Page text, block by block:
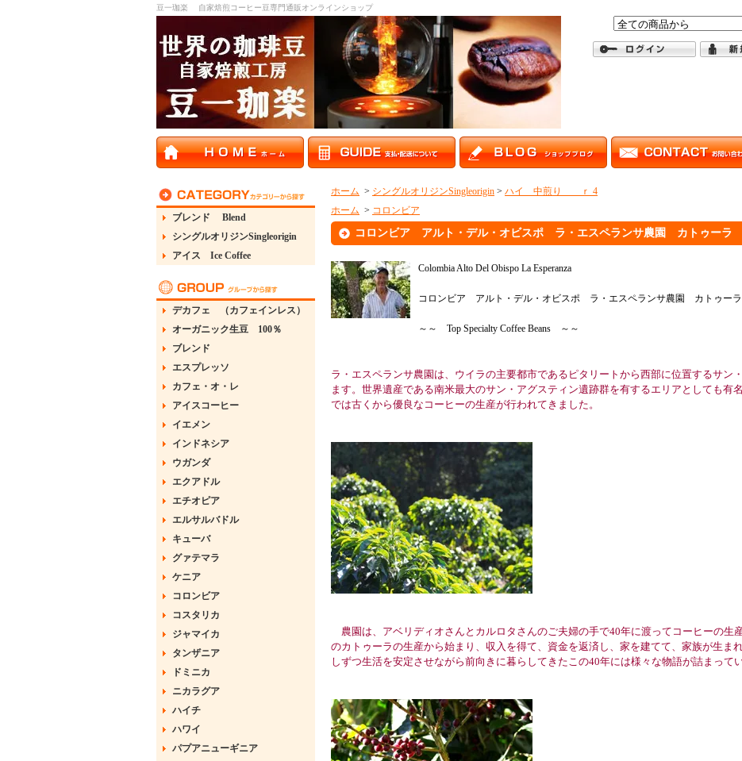
豆一珈楽 自家焙煎コーヒー豆専門通販オンラインショップ
ブレンド Blend
シングルオリジンSingleorigin
アイス Ice Coffee
デカフェ （カフェインレス）
オーガニック生豆 100％
ブレンド
エスプレッソ
カフェ・オ・レ
アイスコーヒー
イエメン
インドネシア
ウガンダ
エクアドル
エチオピア
エルサルバドル
キューバ
グァテマラ
ケニア
コロンビア
コスタリカ
ジャマイカ
タンザニア
ドミニカ
ニカラグア
ハイチ
ハワイ
パプアニューギニア
ホーム > シングルオリジンSingleorigin > ハイ 中煎り ｒ 4
ホーム > コロンビア
コロンビア アルト・デル・オビスポ ラ・エスペランサ農園 カトゥーラ
Colombia Alto Del Obispo La Esperanza
コロンビア アルト・デル・オビスポ ラ・エスペランサ農園 カトゥーラ
～～ Top Specialty Coffee Beans ～～
ラ・エスペランサ農園は、ウイラの主要都市であるピタリートから西部に位置するサン
ます。世界遺産である南米最大のサン・アグスティン遺跡群を有するエリアとしても有
では古くから優良なコーヒーの生産が行われてきました。
農園は、アベリディオさんとカルロタさんのご夫婦の手で40年に渡ってコーヒーの生
のカトゥーラの生産から始まり、収入を得て、資金を返済し、家を建てて、家族が生ま
しずつ生活を安定させながら前向きに暮らしてきたこの40年には様々な物語が詰まって